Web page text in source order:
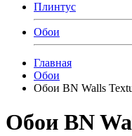
Плинтус
Обои
Главная
Обои
Обои BN Walls
Обои BN